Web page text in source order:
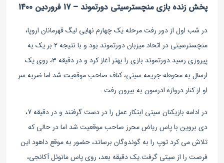
پخش زنده بازی منچسترسیتی دورتموند – 17 فروردین 1400
در شب اول از دور رفت مرحله یک چهارم نهایی لیگ قهرمانان اروپا،
منچسترسیتی در اتحاد میزبان دورتموند بود و با نتیجه ۲ بر یک به
پیروزی رسید.دورتموند بازی را بهتر آغاز کرد و در دقیقه 3، روی یک
ارسال به محوطه جریمه سیتی، کناف صاحب موقعیت شد اما ضربه سر
او از کنار دروازه ادرسون به بیرون رفت.
در ادامه بازیکنان سیتی ابتکار عمل را در دست گرفتند و در دقیقه 7،
دی بروین با پاس ریاض محرز صاحب موقعیت شد اما در حالی که
تلاش می کرد توپ را به گوندوگان برساند، حضور به موقع داهود این
فرصت را از سیتی گرفت.یک دقیقه بعد، روی پاس مانوئل آکانجی،